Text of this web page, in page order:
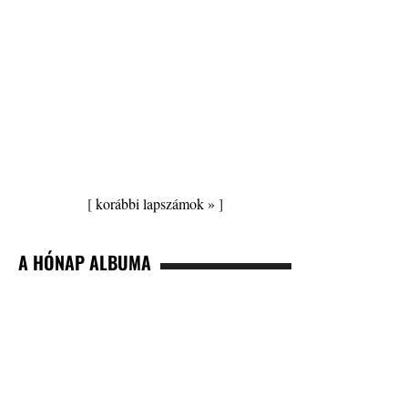
[korábbi lapszámok » ]
A HÓNAP ALBUMA